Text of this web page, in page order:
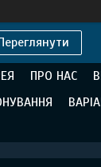
ПРО НАС